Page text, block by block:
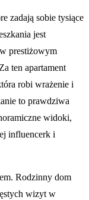
zadają sobie tysiące
jest
prestiżowym
ten apartament
robi wrażenie i
to prawdziwa
widoki,
influencerk i
Rodzinny dom
wizyt w